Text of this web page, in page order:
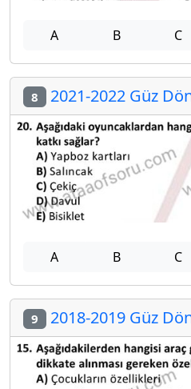
A B C
8 2021-2022 Güz
A B C
9 2018-2019 Güz